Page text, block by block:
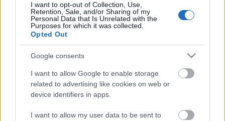
I want to opt-out of Collection, Use,
Retention, Sale, and/or Sharing of my
Personal Data that Is Unrelated with the
Purposes for which it was collected.
Opted Out
Google consents
I want to allow Google to enable storage
related to advertising like cookies on web or
device identifiers in apps.
I want to allow my user data to be sent to